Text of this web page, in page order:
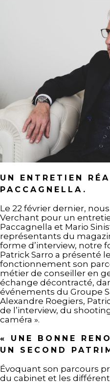
UN ENTRETIEN
PACCAGNELLA.
Le 22 février dernier,
Verchant pour un
Paccagnella et Mario
représentants du
forme d’interview, notre
Patrick Sarro a présenté
fonctionnement son
métier de conseiller en
échange décontracté,
événements du Groupe
Alexandre Roegiers,
de l’interview, du
caméra ».
« UNE BONNE
UN SECOND
Évoquant son parcours
du cabinet et les